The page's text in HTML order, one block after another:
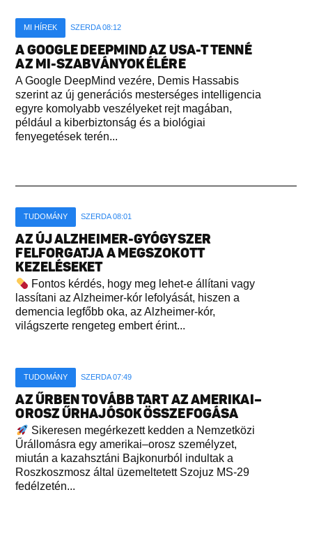
MI HÍREK SZERDA 08:12
A GOOGLE DEEPMIND AZ USA-T TENNÉ
AZ MI-SZABVÁNYOK ÉLÉRE
A Google DeepMind vezére, Demis Hassabis
szerint az új generációs mesterséges intelligencia
egyre komolyabb veszélyeket rejt magában,
például a kiberbiztonság és a biológiai
fenyegetések terén...
TUDOMÁNY SZERDA 08:01
AZ ÚJ ALZHEIMER-GYÓGYSZER
FELFORGATJA A MEGSZOKOTT
KEZELÉSEKET
Fontos kérdés, hogy meg lehet-e állítani vagy
lassítani az Alzheimer-kór lefolyását, hiszen a
demencia legfőbb oka, az Alzheimer-kór,
világszerte rengeteg embert érint...
TUDOMÁNY SZERDA 07:49
AZ ŰRBEN TOVÁBB TART AZ AMERIKAI–
OROSZ ŰRHAJÓSOK ÖSSZEFOGÁSA
Sikeresen megérkezett kedden a Nemzetközi
Űrállomásra egy amerikai–orosz személyzet,
miután a kazahsztáni Bajkonurból indultak a
Roszkoszmosz által üzemeltetett Szojuz MS-29
fedélzetén...